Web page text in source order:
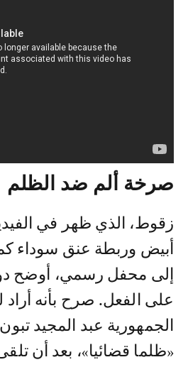
صرخة ألم ضد الظلم
زقوط، الذي ظهر في
أبيض وربطة عنق سوداء
إلى محفل رسمي، أوضح
على الفعل. صرح بأنه أراد
الجمهورية عبد المجيد
«ظلما قضائيا»، بعد أن